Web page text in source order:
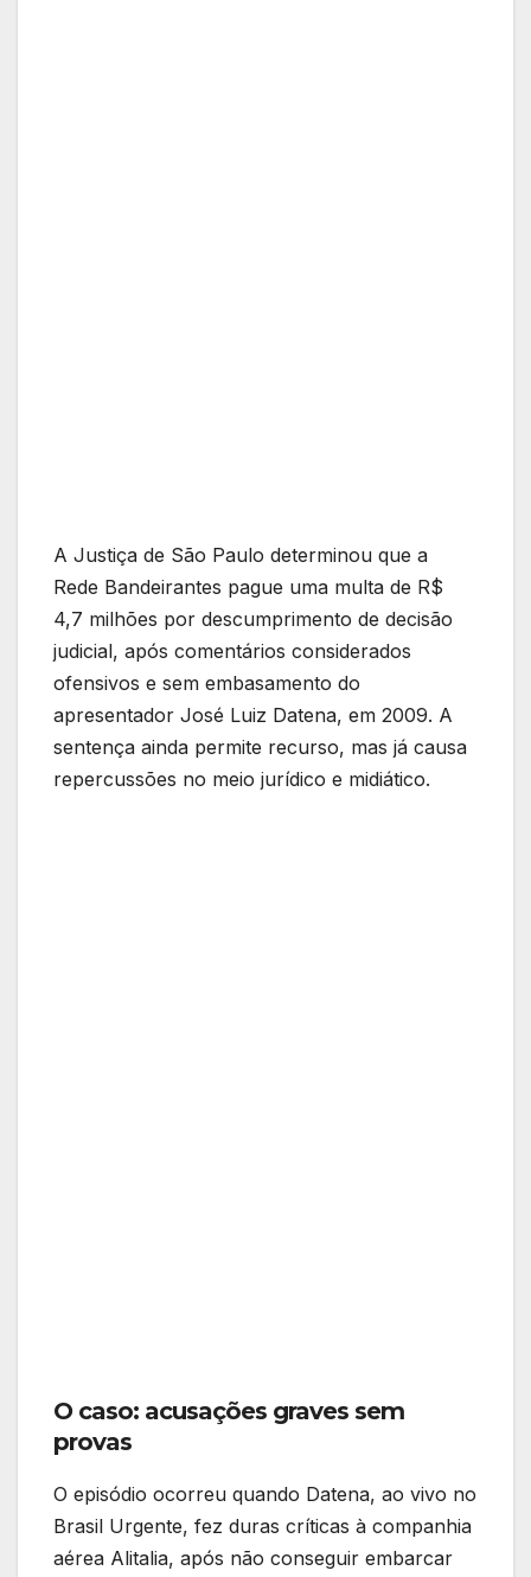
A Justiça de São Paulo determinou que a
Rede Bandeirantes pague uma multa de R$
4,7 milhões por descumprimento de decisão
judicial, após comentários considerados
ofensivos e sem embasamento do
apresentador José Luiz Datena, em 2009. A
sentença ainda permite recurso, mas já causa
repercussões no meio jurídico e midiático.
O caso: acusações graves sem
provas
O episódio ocorreu quando Datena, ao vivo no
Brasil Urgente, fez duras críticas à companhia
aérea Alitalia, após não conseguir embarcar